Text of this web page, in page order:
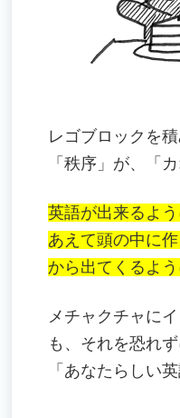
レゴブロックを
「秩序」が、「
英語が出来るよ
あえて頭の中に
から出てくるよう
メチャクチャに
も、それを恐れ
「あなたらしい